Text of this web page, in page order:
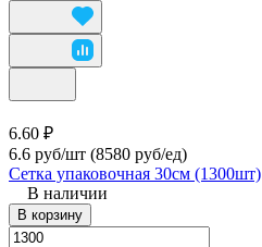
6.60 ₽
6.6 руб/шт (8580 руб/eд)
Сетка упаковочная 30см (1300шт)
В наличии
В корзину